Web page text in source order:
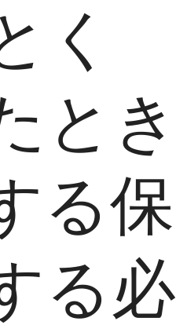
く
とき
る保
る必